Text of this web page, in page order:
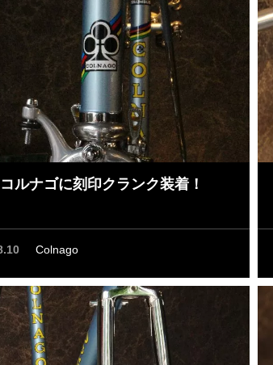
ルナゴに刻印クランク装着！
Colnago